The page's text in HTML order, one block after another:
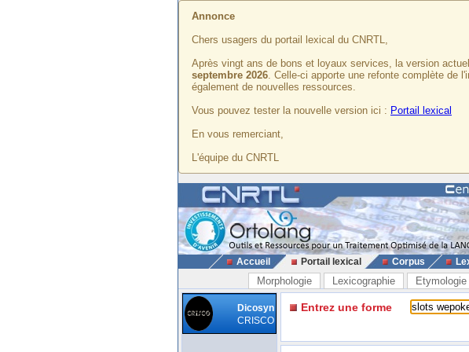
Annonce
Chers usagers du portail lexical du CNRTL,
Après vingt ans de bons et loyaux services, la version
septembre 2026. Celle-ci apporte une refonte complète de
également de nouvelles ressources.
Vous pouvez tester la nouvelle version ici : Portail lexical
En vous remerciant,
L'équipe du CNRTL
Accueil Portail lexical Corpus
Morphologie Lexicographie Etymologie
Dicosyn
CRISCO
Entrez une forme